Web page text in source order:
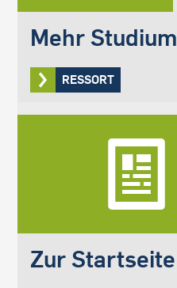
Mehr Studium
RESSORT
Zur Startseite